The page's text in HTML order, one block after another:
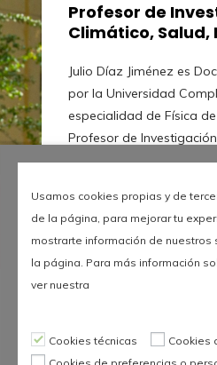
Profesor de
Climático, Salud,
Julio Díaz Jiménez es
por la Universidad
especialidad de Física
Profesor de
Carlos III y Co-Director
Urbano de dicho
Observatorio en Cambio
líneas de investigación
del cambio climático en
referente a
impactos de la
sobre la
“Temperaturas
Sanidad y Asesor de la
Ministerio de
Demográfico en
impactos en salud
numerosas publicaciones
de conocimiento. Ha
del Consejo de Europa
análisis de los impactos
el Mediterráneo así como el
Verde” de RTVE en su
Usamos cookies propias y de
de la página, para mejorar tu
mostrarte información de nuestros
la página. Para más información
ver nuestra
Cookies técnicas
Cookies
Cookies de preferencias o